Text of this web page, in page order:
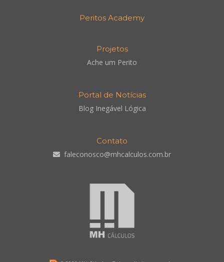
Peritos Academy
Projetos
Ache um Perito
Portal de Notícias
Blog Inegável Lógica
Contato
faleconosco@mhcalculos.com.br